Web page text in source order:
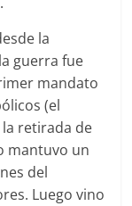
la
guerra fue
mandato
(el
retirada de
mantuvo un
del
Luego vino